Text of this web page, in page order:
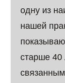
одну из
нашей
старше